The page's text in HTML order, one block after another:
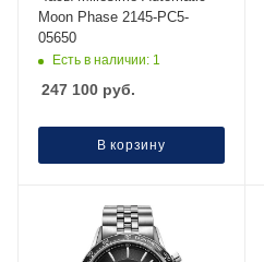
Moon Phase 2145-PC5-
05650
Есть в наличии: 1
247 100 руб.
В корзину